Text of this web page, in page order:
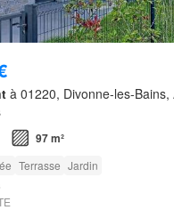
à 01220, Divonne-les-Bains,
97 m²
Terrasse Jardin